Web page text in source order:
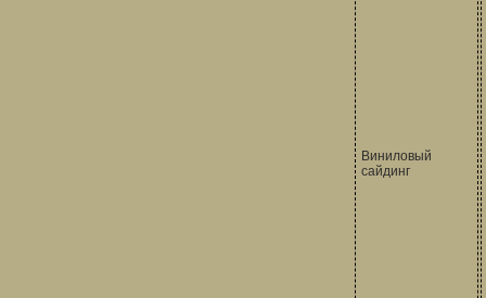
Виниловый
сайдинг